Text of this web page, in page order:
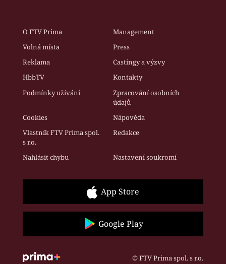
O FTV Prima
Management
Volná místa
Press
Reklama
Castingy a výzvy
HbbTV
Kontakty
Podmínky užívání
Zpracování osobních
údajů
Cookies
Nápověda
Vlastník FTV Prima spol.
s r.o.
Redakce
Nahlásit chybu Nastavení soukromí
App Store
Google Play
© FTV Prima spol. s r.o.